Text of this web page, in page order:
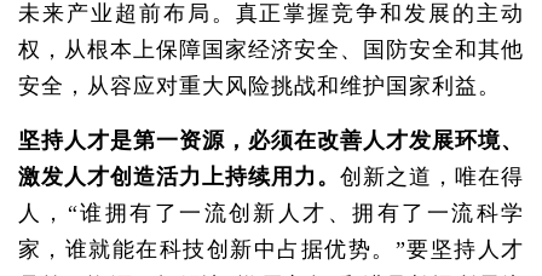
未来产业超前布局。真正掌握竞争和发展的主动
权，从根本上保障国家经济安全、国防安全和其他
安全，从容应对重大风险挑战和维护国家利益。
坚持人才是第一资源，必须在改善人才发展环境、
激发人才创造活力上持续用力。 创新之道，唯在得
人，“谁拥有了一流创新人才、拥有了一流科学
家，谁就能在科技创新中占据优势。”要坚持人才